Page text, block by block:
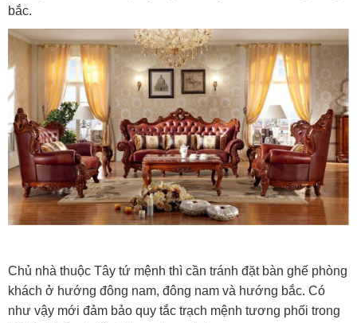
bắc.
Chủ nhà thuộc Tây tứ mệnh thì cần tránh đặt bàn ghế phòng
khách ở hướng đông nam, đông nam và hướng bắc. Có
như vậy mới đảm bảo quy tắc trạch mệnh tương phối trong